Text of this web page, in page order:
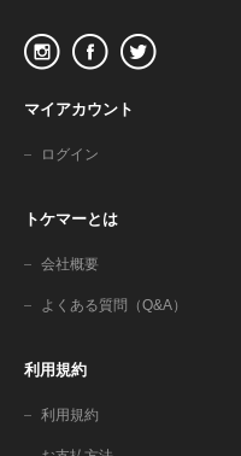
マイアカウント
ログイン
トケマーとは
会社概要
よくある質問（Q&A）
利用規約
利用規約